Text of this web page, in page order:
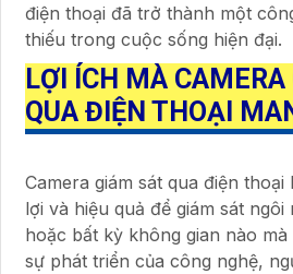
điện thoại đã trở thành một
thiếu trong cuộc sống hiện đại.
LỢI ÍCH MÀ
QUA ĐIỆN THOẠI
Camera giám sát qua điện thoại
lợi và hiệu quả để giám sát
hoặc bất kỳ không gian nào mà
sự phát triển của công nghệ,